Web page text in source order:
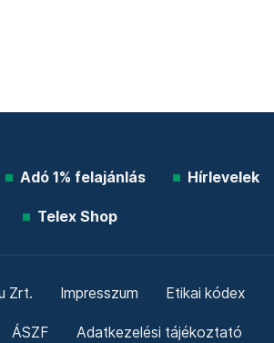
Adó 1% felajánlás Hírlevelek
Telex Shop
Zrt. Impresszum Etikai kódex
ÁSZF Adatkezelési tájékoztató